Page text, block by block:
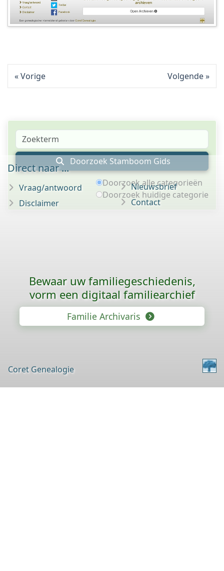
Vorige Volgende
Doorzoek Stamboom Gids
Doorzoek alle categorieën
Doorzoek huidige categorie
Direct naar ...
Vraag/antwoord
Disclaimer
Nieuwsbrief
Contact
Bewaar uw familie­geschiedenis,
vorm een digitaal familiearchief
Familie Archivaris
Coret Genealogie